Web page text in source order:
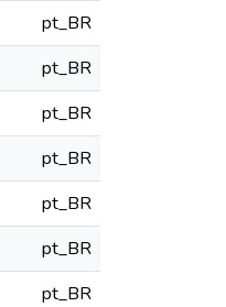
pt_BR
pt_BR
pt_BR
pt_BR
pt_BR
pt_BR
pt_BR